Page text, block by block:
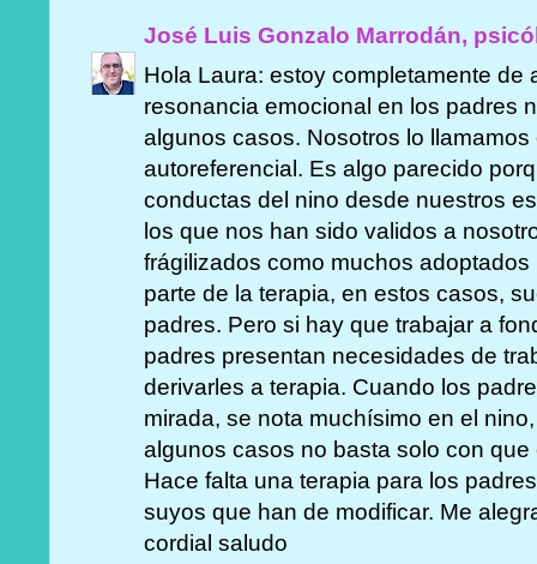
José Luis Gonzalo Marrodán,
Hola Laura: estoy completamente de
resonancia emocional en los padres
algunos casos. Nosotros lo
autoreferencial. Es algo parecido
conductas del nino desde nuestros
los que nos han sido validos a
frágilizados como muchos
parte de la terapia, en estos casos,
padres. Pero si hay que trabajar a
padres presentan necesidades de
derivarles a terapia. Cuando los
mirada, se nota muchísimo en el
algunos casos no basta solo con
Hace falta una terapia para los
suyos que han de modificar. Me
cordial saludo